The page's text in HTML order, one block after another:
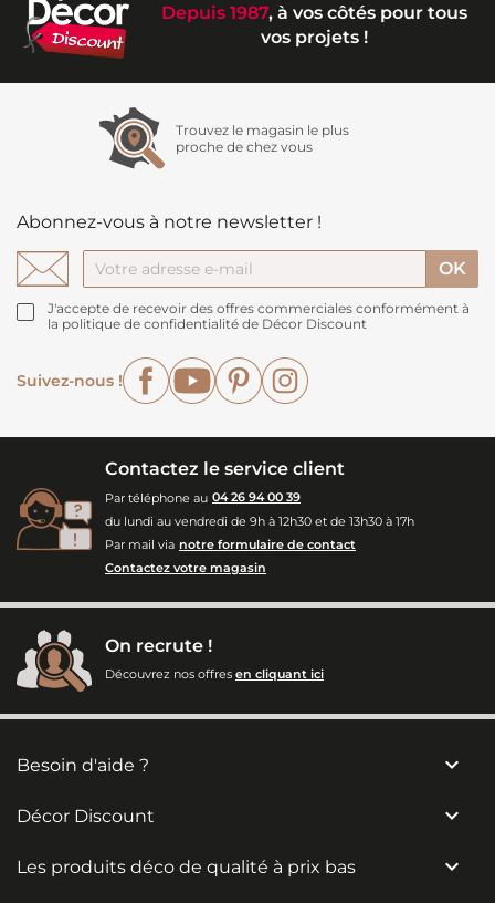
Depuis 1987, à vos côtés pour tous
vos projets !
Trouvez le magasin le plus
proche de chez vous
Abonnez-vous à notre newsletter !
J'accepte de recevoir des offres commerciales conformément à
la politique de confidentialité de Décor Discount
Suivez-nous !
FacebookYouTubePinterest
Contactez le service client
Par téléphone au 04 26 94 00 39
du lundi au vendredi de 9h à 12h30 et de 13h30 à 17h
Par mail via notre formulaire de contact
Contactez votre magasin
On recrute !
Découvrez nos offres en cliquant ici
Besoin d'aide ? 
Décor Discount 
Les produits déco de qualité à prix bas 